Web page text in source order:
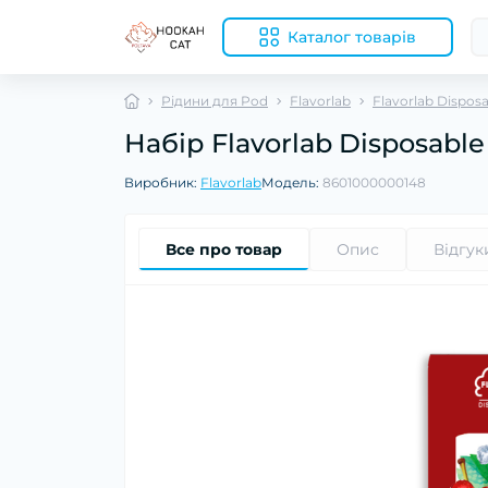
Каталог товарів
Рідини для Pod Flavorlab Flavorlab
Набір Flavorlab
Виробник: FlavorlabМодель: 8601000000148
Все про товар Опис